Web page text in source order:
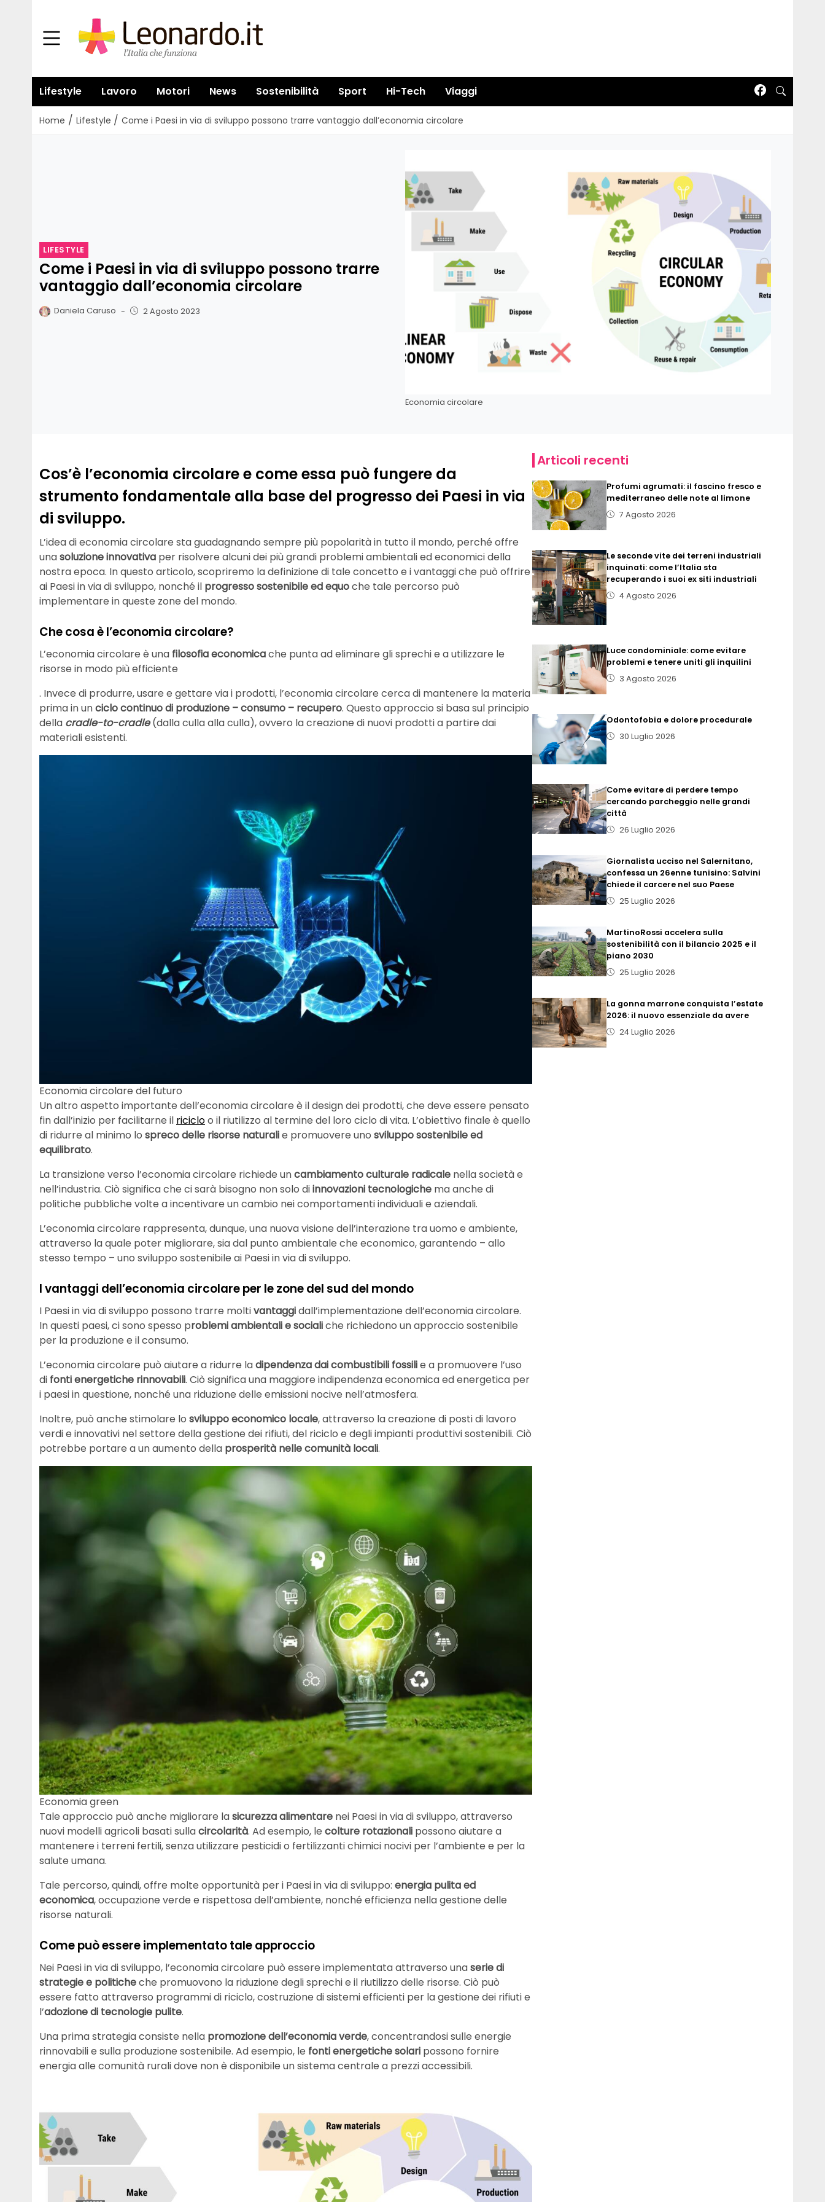
Lifestyle Lavoro Motori News Sostenibilità Sport Hi-Tech Viaggi
Home / Lifestyle / Come i Paesi in via di sviluppo possono trarre vantaggio dall’economia circolare
LIFESTYLE
Come i Paesi in via di sviluppo possono trarre
vantaggio dall’economia circolare
Daniela Caruso - 2 Agosto 2023
Economia circolare
Cos’è l’economia circolare e come essa può fungere da
strumento fondamentale alla base del progresso dei Paesi in via
di sviluppo.
L’idea di economia circolare sta guadagnando sempre più popolarità in tutto il mondo, perché offre
unasoluzione innovativa per risolvere alcuni dei più grandi problemi ambientali ed economici della
nostra epoca. In questo articolo, scopriremo la definizione di tale concetto e i vantaggi che può offrire
ai Paesi in via di sviluppo, nonché il progresso sostenibile ed equoche tale percorso può
implementare in queste zone del mondo.
Che cosa è l’economia circolare?
L’economia circolare è una filosofia economicache punta ad eliminare gli sprechi e a utilizzare le
risorse in modo più efficiente
. Invece di produrre, usare e gettare via i prodotti, l’economia circolare cerca di mantenere la materia
prima in unciclo continuo di produzione – consumo – recupero. Questo approccio si basa sul principio
della cradle-to-cradle (dalla culla alla culla), ovvero la creazione di nuovi prodotti a partire dai
materiali esistenti.
Economia circolare del futuro
Un altro aspetto importante dell’economia circolare è il design dei prodotti, che deve essere pensato
fin dall’inizio per facilitarne il ricicloo il riutilizzo al termine del loro ciclo di vita. L’obiettivo finale è quello
di ridurre al minimo lo spreco delle risorse naturalie promuovere uno sviluppo sostenibile ed
equilibrato.
La transizione verso l’economia circolare richiede uncambiamento culturale radicale nella società e
nell’industria. Ciò significa che ci sarà bisogno non solo diinnovazioni tecnologiche ma anche di
politiche pubbliche volte a incentivare un cambio nei comportamenti individuali e aziendali.
L’economia circolare rappresenta, dunque, una nuova visione dell’interazione tra uomo e ambiente,
attraverso la quale poter migliorare, sia dal punto ambientale che economico, garantendo – allo
stesso tempo – uno sviluppo sostenibile ai Paesi in via di sviluppo.
I vantaggi dell’economia circolare per le zone del sud del mondo
I Paesi in via di sviluppo possono trarre moltivantaggidall’implementazione dell’economia circolare.
In questi paesi, ci sono spesso problemi ambientali e socialiche richiedono un approccio sostenibile
per la produzione e il consumo.
L’economia circolare può aiutare a ridurre ladipendenza dai combustibili fossilie a promuovere l’uso
di fonti energetiche rinnovabili. Ciò significa una maggiore indipendenza economica ed energetica per
i paesi in questione, nonché una riduzione delle emissioni nocive nell’atmosfera.
Inoltre, può anche stimolare lo sviluppo economico locale, attraverso la creazione di posti di lavoro
verdi e innovativi nel settore della gestione dei rifiuti, del riciclo e degli impianti produttivi sostenibili. Ciò
potrebbe portare a un aumento della prosperità nelle comunità locali.
Economia green
Tale approccio può anche migliorare lasicurezza alimentare nei Paesi in via di sviluppo, attraverso
nuovi modelli agricoli basati sullacircolarità. Ad esempio, le colture rotazionali possono aiutare a
mantenere i terreni fertili, senza utilizzare pesticidi o fertilizzanti chimici nocivi per l’ambiente e per la
salute umana.
Tale percorso, quindi, offre molte opportunità per i Paesi in via di sviluppo: energia pulita ed
economica, occupazione verde e rispettosa dell’ambiente, nonché efficienza nella gestione delle
risorse naturali.
Come può essere implementato tale approccio
Nei Paesi in via di sviluppo, l’economia circolare può essere implementata attraverso unaserie di
strategie e politicheche promuovono la riduzione degli sprechi e il riutilizzo delle risorse. Ciò può
essere fatto attraverso programmi di riciclo, costruzione di sistemi efficienti per la gestione dei rifiuti e
l’adozione di tecnologie pulite.
Una prima strategia consiste nella promozione dell’economia verde, concentrandosi sulle energie
rinnovabili e sulla produzione sostenibile. Ad esempio, le fonti energetiche solari possono fornire
energia alle comunità rurali dove non è disponibile un sistema centrale a prezzi accessibili.
Articoli recenti
Profumi agrumati: il fascino fresco e
mediterraneo delle note al limone
7 Agosto 2026
Le seconde vite dei terreni industriali
inquinati: come l’Italia sta
recuperando i suoi ex siti industriali
4 Agosto 2026
Luce condominiale: come evitare
problemi e tenere uniti gli inquilini
3 Agosto 2026
Odontofobia e dolore procedurale
30 Luglio 2026
Come evitare di perdere tempo
cercando parcheggio nelle grandi
città
26 Luglio 2026
Giornalista ucciso nel Salernitano,
confessa un 26enne tunisino: Salvini
chiede il carcere nel suo Paese
25 Luglio 2026
MartinoRossi accelera sulla
sostenibilità con il bilancio 2025 e il
piano 2030
25 Luglio 2026
La gonna marrone conquista l’estate
2026: il nuovo essenziale da avere
24 Luglio 2026